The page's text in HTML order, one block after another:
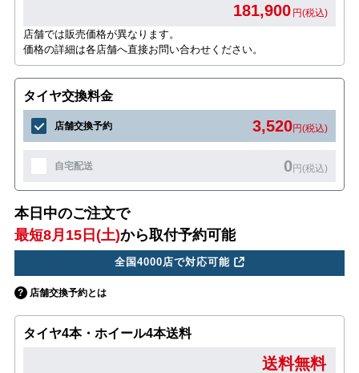
181,900 円(税込)
店舗では販売価格が異なります。
価格の詳細は各店舗へ直接お問い合わせください。
タイヤ交換料金
店舗交換予約 3,520円(税込)
自宅配送 0円(税込)
本日中のご注文で
最短8月15日(土)から取付予約可能
全国4000店で対応可能
店舗交換予約とは
タイヤ4本・ホイール4本送料
送料無料